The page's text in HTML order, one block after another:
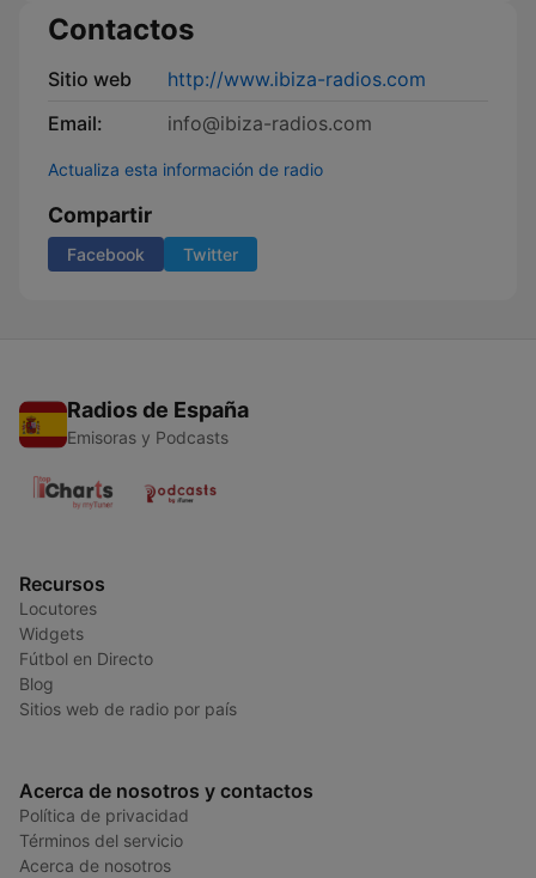
Contactos
Sitio web
http://www.ibiza-radios.com
Email:
info@ibiza-radios.com
Actualiza esta información de radio
Compartir
Facebook Twitter
Radios de España
Emisoras y Podcasts
Recursos
Locutores
Widgets
Fútbol en Directo
Blog
Sitios web de radio por país
Acerca de nosotros y contactos
Política de privacidad
Términos del servicio
Acerca de nosotros